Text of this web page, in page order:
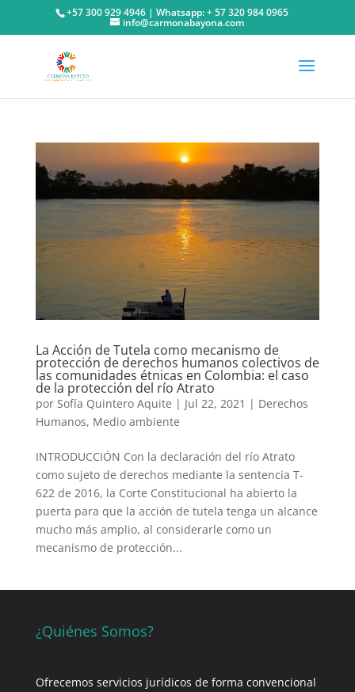
+57 300 929 4946 | Whatsapp: + 57 320 984 0965
info@carmonabayona.com
La Acción de Tutela como mecanismo de
protección de derechos humanos colectivos de
las comunidades étnicas en Colombia: el caso
de la protección del río Atrato
por Sofía Quintero Aquite | Jul 22, 2021 | Derechos
Humanos, Medio ambiente
INTRODUCCIÓN Con la declaración del río Atrato
como sujeto de derechos mediante la sentencia T-
622 de 2016, la Corte Constitucional ha abierto la
puerta para que la acción de tutela tenga un alcance
mucho más amplio, al considerarle como un
mecanismo de protección...
¿Quiénes Somos?
Ofrecemos servicios jurídicos de forma convencional